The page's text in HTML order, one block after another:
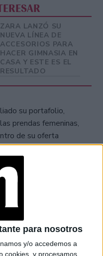
para nosotros
y/o accedemos a
cookies, y procesamos
ZARA LANZÓ SU
NUEVA LÍNEA DE
ACCESORIOS PARA
HACER GIMNASIA EN
CASA Y ESTE ES EL
RESULTADO
su portafolio,
prendas femeninas,
de su oferta
abre su mercado